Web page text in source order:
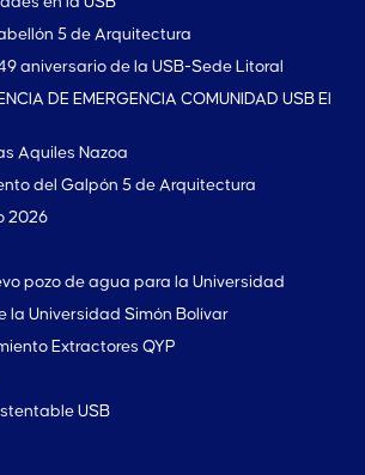
5 de Arquitectura
aniversario de la USB-Sede Litoral
DE EMERGENCIA COMUNIDAD USB El
Aquiles Nazoa
del Galpón 5 de Arquitectura
2026
pozo de agua para la Universidad
la Universidad Simón Bolívar
Extractores QYP
USB